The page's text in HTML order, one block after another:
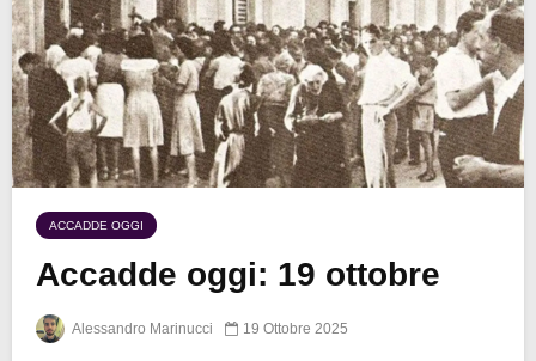
ACCADDE OGGI
Accadde oggi: 19 ottobre
Alessandro Marinucci 19 Ottobre 2025